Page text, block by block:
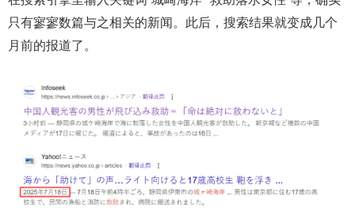
只有寥寥数篇与之相关的新闻。此后，搜索结果就变成几个
月前的报道了。